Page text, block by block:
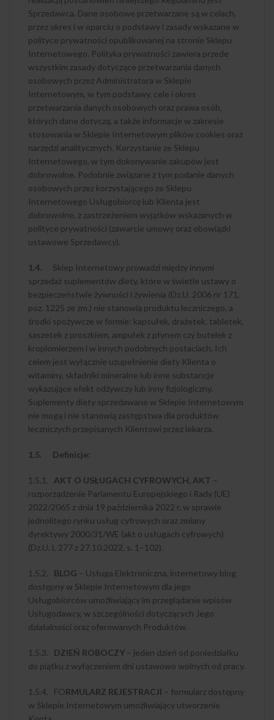
Sprzedawca. Dane osobowe przetwarzane są w celach,
przez okres i w oparciu o podstawy i zasady wskazane w
polityce prywatności opublikowanej na stronie Sklepu
Internetowego. Polityka prywatności zawiera przede
wszystkim zasady dotyczące przetwarzania danych
osobowych przez Administratora w Sklepie
Internetowym, w tym podstawy, cele i okres
przetwarzania danych osobowych oraz prawa osób,
których dane dotyczą, a także informacje w zakresie
stosowania w Sklepie Internetowym plików cookies oraz
narzędzi analitycznych. Korzystanie ze Sklepu
Internetowego, w tym dokonywanie zakupów jest
dobrowolne. Podobnie związane z tym podanie danych
osobowych przez korzystającego ze Sklepu
Internetowego Usługobiorcę lub Klienta jest
dobrowolne, z zastrzeżeniem wyjątków wskazanych w
polityce prywatności (zawarcie umowy oraz obowiązki
ustawowe Sprzedawcy).
1.4. Sklep Internetowy prowadzi między innymi
sprzedaż suplementów diety, które w świetle ustawy o
bezpieczeństwie żywności i żywienia (Dz.U. 2006 nr 171,
poz. 1225 ze zm.) nie stanowią produktu leczniczego, a
środki spożywcze w formie: kapsułek, drażetek, tabletek,
saszetek z proszkiem, ampułek z płynem czy butelek z
kroplomierzem i w innych podobnych postaciach. Ich
celem jest wyłącznie uzupełnienie diety Klienta o
witaminy, składniki mineralne lub inne substancje
wykazujące efekt odżywczy lub inny fizjologiczny.
Suplementy diety sprzedawane w Sklepie Internetowym
nie mogą i nie stanowią zastępstwa dla produktów
leczniczych przepisanych Klientowi przez lekarza.
1.5. Definicje:
1.5.1. AKT O USŁUGACH CYFROWYCH, AKT –
rozporządzenie Parlamentu Europejskiego i Rady (UE)
2022/2065 z dnia 19 października 2022 r. w sprawie
jednolitego rynku usług cyfrowych oraz zmiany
dyrektywy 2000/31/WE (akt o usługach cyfrowych)
(Dz.U. L 277 z 27.10.2022, s. 1–102).
1.5.2. BLOG – Usługa Elektroniczna, internetowy blog
dostępny w Sklepie Internetowym dla jego
Usługobiorców umożliwiający im przeglądanie wpisów
Usługodawcy, w szczególności dotyczących Jego
działalności oraz oferowanych Produktów.
1.5.3. DZIEŃ ROBOCZY – jeden dzień od poniedziałku
do piątku z wyłączeniem dni ustawowo wolnych od pracy.
1.5.4. FORMULARZ REJESTRACJI – formularz dostępny
w Sklepie Internetowym umożliwiający utworzenie